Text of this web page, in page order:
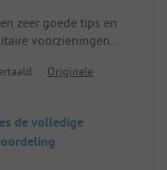
zeer goede tips en
voorzieningen
erg stil. Met de
en in ca. 30 minuten
Originele
de volledige